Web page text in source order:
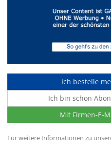
Ich bestelle
Ich bin schon
Mit Firmen-E-
Für weitere Informationen zu